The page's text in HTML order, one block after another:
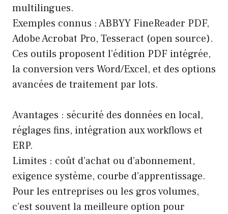
multilingues.
Exemples connus : ABBYY FineReader PDF,
Adobe Acrobat Pro, Tesseract (open source).
Ces outils proposent l’édition PDF intégrée,
la conversion vers Word/Excel, et des options
avancées de traitement par lots.
Avantages : sécurité des données en local,
réglages fins, intégration aux workflows et
ERP.
Limites : coût d’achat ou d’abonnement,
exigence système, courbe d’apprentissage.
Pour les entreprises ou les gros volumes,
c’est souvent la meilleure option pour